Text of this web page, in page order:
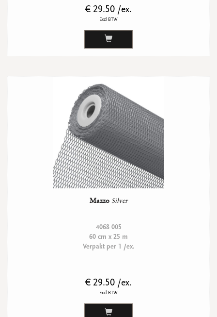
€ 29.50 /ex.
Excl BTW
Mazzo Silver
4068 005
60 cm x 25 m
Verpakt per 1 /ex.
€ 29.50 /ex.
Excl BTW